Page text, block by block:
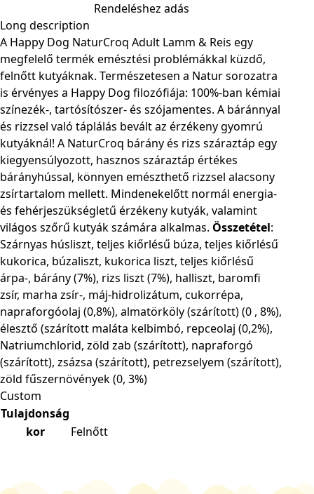
Rendeléshez adás
Long description
A Happy Dog NaturCroq Adult Lamm & Reis egy
megfelelő termék emésztési problémákkal küzdő,
felnőtt kutyáknak. Természetesen a Natur sorozatra
is érvényes a Happy Dog filozófiája: 100%-ban kémiai
színezék-, tartósítószer- és szójamentes. A báránnyal
és rizzsel való táplálás bevált az érzékeny gyomrú
kutyáknál! A NaturCroq bárány és rizs száraztáp egy
kiegyensúlyozott, hasznos száraztáp értékes
bárányhússal, könnyen emészthető rizzsel alacsony
zsírtartalom mellett. Mindenekelőtt normál energia-
és fehérjeszükségletű érzékeny kutyák, valamint
világos szőrű kutyák számára alkalmas. Összetétel:
Szárnyas húsliszt, teljes kiőrlésű búza, teljes kiőrlésű
kukorica, búzaliszt, kukorica liszt, teljes kiőrlésű
árpa-, bárány (7%), rizs liszt (7%), halliszt, baromfi
zsír, marha zsír-, máj-hidrolizátum, cukorrépa,
napraforgóolaj (0,8%), almatörköly (szárított) (0 , 8%),
élesztő (szárított maláta kelbimbó, repceolaj (0,2%),
Natriumchlorid, zöld zab (szárított), napraforgó
(szárított), zsázsa (szárított), petrezselyem (szárított),
zöld fűszernövények (0, 3%)
Custom
Tulajdonság
kor
Felnőtt